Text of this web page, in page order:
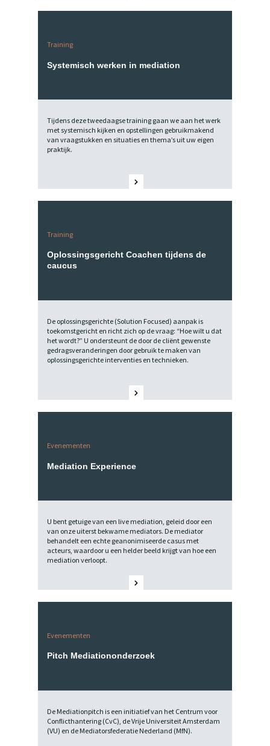
Training
Systemisch werken in mediation
Tijdens deze tweedaagse training gaan we aan het werk
met systemisch kijken en opstellingen gebruikmakend
van vraagstukken en situaties en thema’s uit uw eigen
praktijk.
Training
Oplossingsgericht Coachen tijdens de
caucus
De oplossingsgerichte (Solution Focused) aanpak is
toekomstgericht en richt zich op de vraag: “Hoe wilt u dat
het wordt?” U ondersteunt de door de cliënt gewenste
gedragsveranderingen door gebruik te maken van
oplossingsgerichte interventies en technieken.
Evenementen
Mediation Experience
U bent getuige van een live mediation, geleid door een
van onze uiterst bekwame mediators. De mediator
behandelt een echte geanonimiseerde casus met
acteurs, waardoor u een helder beeld krijgt van hoe een
mediation verloopt.
Evenementen
Pitch Mediationonderzoek
De Mediationpitch is een initiatief van het Centrum voor
Conflicthantering (CvC), de Vrije Universiteit Amsterdam
(VU) en de Mediatorsfederatie Nederland (MfN).